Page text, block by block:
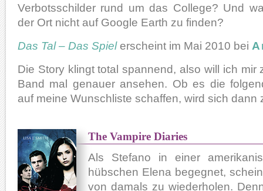
Verbotsschilder rund um das College? Und
der Ort nicht auf Google Earth zu finden?
Das Tal – Das Spielerscheint im Mai 2010 bei
Die Story klingt total spannend, also will ich mir
Band mal genauer ansehen. Ob es die
auf meine Wunschliste schaffen, wird sich dann
The Vampire Diaries
Als Stefano in einer
hübschen Elena begegnet,
von damals zu wiederholen.